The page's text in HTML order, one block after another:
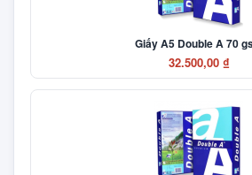
Giấy A5 Double A 70
32.500,00 ₫